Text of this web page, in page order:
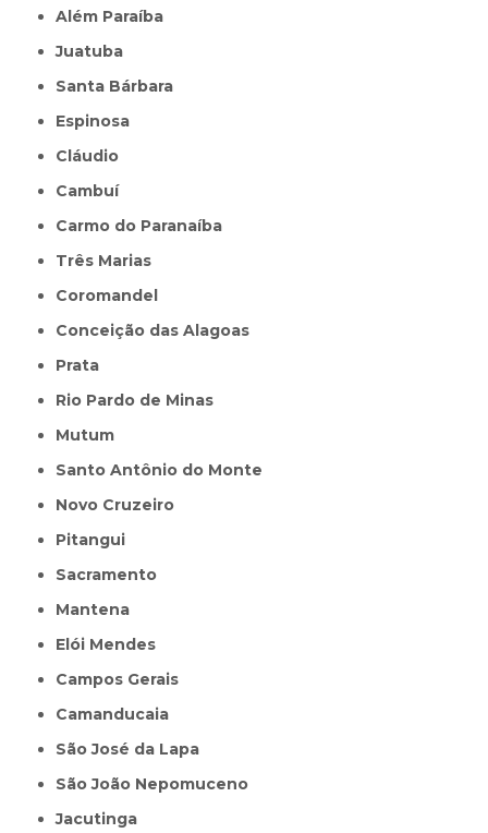
Além Paraíba
Juatuba
Santa Bárbara
Espinosa
Cláudio
Cambuí
Carmo do Paranaíba
Três Marias
Coromandel
Conceição das Alagoas
Prata
Rio Pardo de Minas
Mutum
Santo Antônio do Monte
Novo Cruzeiro
Pitangui
Sacramento
Mantena
Elói Mendes
Campos Gerais
Camanducaia
São José da Lapa
São João Nepomuceno
Jacutinga